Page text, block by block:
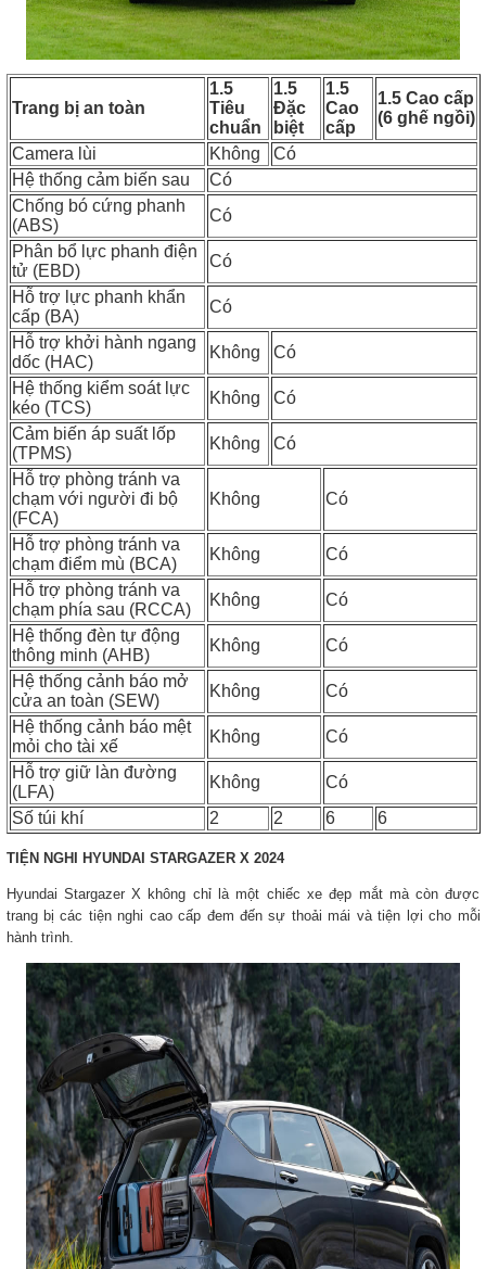
Trang bị an toàn
1.5
Tiêu
chuẩn
1.5
Đặc
biệt
1.5
Cao
cấp
1.5 Cao cấp
(6 ghế ngồi)
Camera lùi
Không
Có
Hệ thống cảm biến sau
Có
Chống bó cứng phanh
(ABS)
Có
Phân bổ lực phanh điện
tử (EBD)
Có
Hỗ trợ lực phanh khẩn
cấp (BA)
Có
Hỗ trợ khởi hành ngang
dốc (HAC)
Không
Có
Hệ thống kiểm soát lực
kéo (TCS)
Không
Có
Cảm biến áp suất lốp
(TPMS)
Không
Có
Hỗ trợ phòng tránh va
chạm với người đi bộ
(FCA)
Không Có
Hỗ trợ phòng tránh va
chạm điểm mù (BCA)
Không
Có
Hỗ trợ phòng tránh va
chạm phía sau (RCCA)
Không
Có
Hệ thống đèn tự động
thông minh (AHB)
Không
Có
Hệ thống cảnh báo mở
cửa an toàn (SEW)
Không
Có
Hệ thống cảnh báo mệt
mỏi cho tài xế
Không
Có
Hỗ trợ giữ làn đường
(LFA)
Không
Có
Số túi khí
2 2 6 6
TIỆN NGHI HYUNDAI STARGAZER X 2024
Hyundai Stargazer X không chỉ là một chiếc xe đẹp mắt mà còn được
trang bị các tiện nghi cao cấp đem đến sự thoải mái và tiện lợi cho mỗi
hành trình.